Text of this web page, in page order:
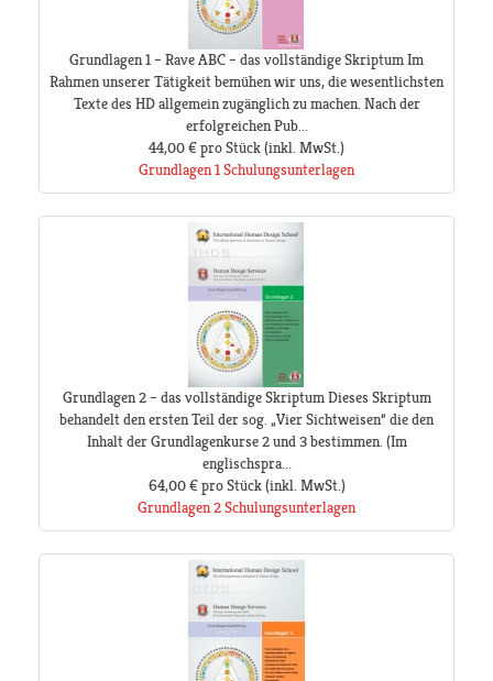
Grundlagen 1 – Rave ABC – das vollständige Skriptum Im
Rahmen unserer Tätigkeit bemühen wir uns, die wesentlichsten
Texte des HD allgemein zugänglich zu machen. Nach der
erfolgreichen Pub...
44,00 €pro Stück(inkl. MwSt.)
Grundlagen 1 Schulungsunterlagen
Grundlagen 2 – das vollständige Skriptum Dieses Skriptum
behandelt den ersten Teil der sog. „Vier Sichtweisen“ die den
Inhalt der Grundlagenkurse 2 und 3 bestimmen. (Im
englischspra...
64,00 € pro Stück(inkl. MwSt.)
Grundlagen 2 Schulungsunterlagen